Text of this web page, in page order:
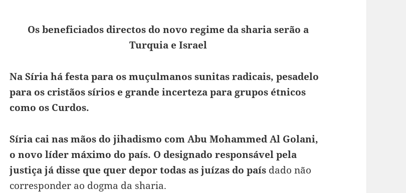
Os beneficiados directos do novo regime da sharia serão a
Turquia e Israel
Na Síria há festa para os muçulmanos sunitas radicais, pesadelo
para os cristãos sírios e grande incerteza para grupos étnicos
como os Curdos.
Síria cai nas mãos do jihadismo com Abu Mohammed Al Golani,
o novo líder máximo do país. O designado responsável pela
justiça já disse que quer depor todas as juízas do país dado não
corresponder ao dogma da sharia.